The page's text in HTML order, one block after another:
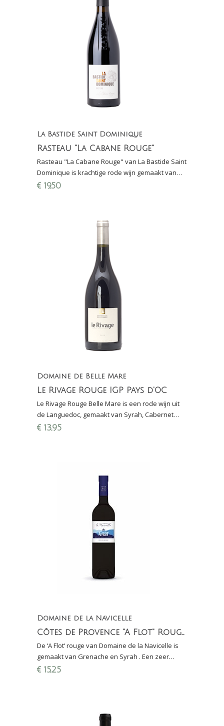
La Bastide Saint Dominique
Rasteau "La Cabane Rouge"
Rasteau "La Cabane Rouge" van La Bastide Saint
Dominique is krachtige rode wijn gemaakt van
70% Grenache en 30% Mourvèdre
€ 19,50
Domaine de Belle Mare
Le Rivage Rouge IGP Pays d'OC
Le Rivage Rouge Belle Mare is een rode wijn uit
de Languedoc, gemaakt van Syrah, Cabernet
Sauvignon en Merlot, 15 maanden gerijpt in
€ 13,95
Domaine de la Navicelle
Côtes de Provence "A Flot" Rouge La Navicelle
De ‘A Flot‘ rouge van Domaine de la Navicelle is
gemaakt van Grenache en Syrah . Een zeer
prettige en doordrinkbare rode wijn (biologisch)
€ 15,25